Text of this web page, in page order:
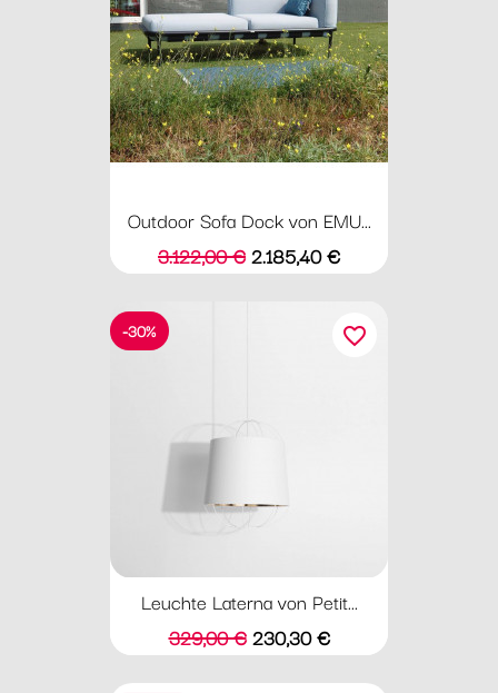
Outdoor Sofa Dock von EMU...
Verkaufspreis
3.122,00 €Preis
2.185,40 €
Leuchte Laterna von Petit...
Verkaufspreis
329,00 € Preis
230,30 €
-30% favorite_border